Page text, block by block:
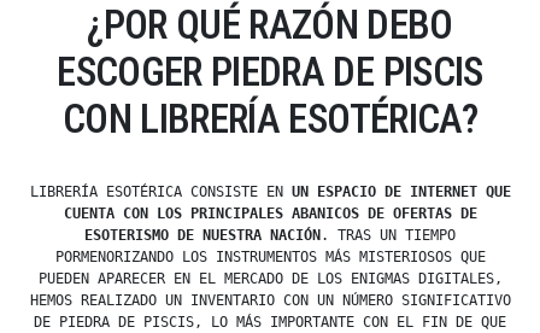
¿POR QUÉ RAZÓN DEBO
ESCOGER PIEDRA DE PISCIS
CON LIBRERÍA ESOTÉRICA?
LIBRERÍA ESOTÉRICA CONSISTE EN UN ESPACIO DE INTERNET QUE
CUENTA CON LOS PRINCIPALES ABANICOS DE OFERTAS DE
ESOTERISMO DE NUESTRA NACIÓN . TRAS UN TIEMPO
PORMENORIZANDO LOS INSTRUMENTOS MÁS MISTERIOSOS QUE
PUEDEN APARECER EN EL MERCADO DE LOS ENIGMAS DIGITALES,
HEMOS REALIZADO UN INVENTARIO CON UN NÚMERO SIGNIFICATIVO
DE PIEDRA DE PISCIS, LO MÁS IMPORTANTE CON EL FIN DE QUE